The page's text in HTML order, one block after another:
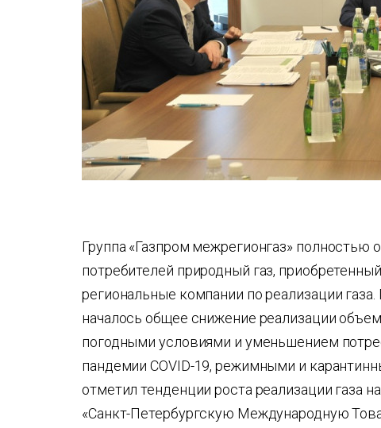
Группа «Газпром межрегионгаз»
потребителей природный газ,
региональные компании по реализации
началось общее снижение реализации
погодными условиями и уменьшением
пандемии COVID-19, режимными и
отметил тенденции роста реализации газа
«Санкт-Петербургскую Международную